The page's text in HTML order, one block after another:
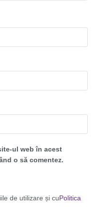
ul web în acest
o să comentez.
de utilizare și cuPolitica